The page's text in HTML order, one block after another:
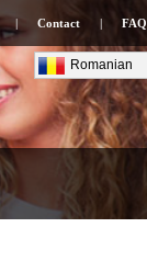
| Contact | FAQ
Romanian